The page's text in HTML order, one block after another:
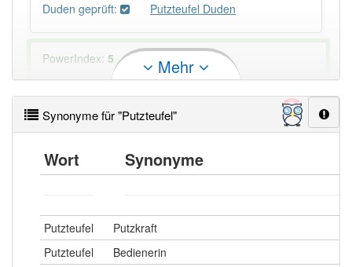
Duden geprüft: Putzteufel Duden
PowerIndex: 5
Häufigkeit: 4 von 10
Das Wort wird häufig verwendet im Bereich
umgangssprachlich
Mehr
Synonyme für "Putzteufel"
Wort Synonyme
Putzteufel
Putzkraft
Putzteufel
Bedienerin